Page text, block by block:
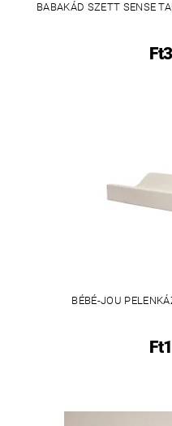
BABAKÁD SZETT SENSE
BÉBÉ-JOU